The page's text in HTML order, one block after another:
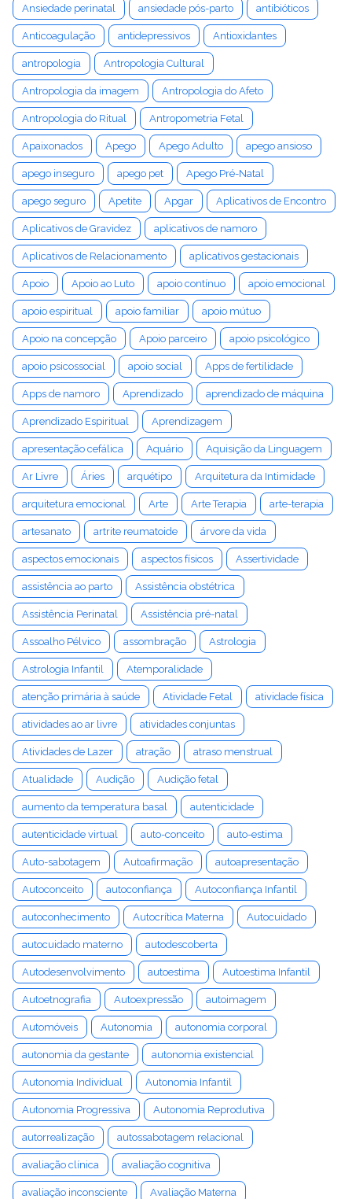
Ansiedade perinatal ansiedade pós-parto antibióticos
Anticoagulação antidepressivos Antioxidantes
antropologia Antropologia Cultural
Antropologia da imagem Antropologia do Afeto
Antropologia do Ritual Antropometria Fetal
Apaixonados Apego Apego Adulto apego ansioso
apego inseguro apego pet Apego Pré-Natal
apego seguro Apetite Apgar Aplicativos de Encontro
Aplicativos de Gravidez aplicativos de namoro
Aplicativos de Relacionamento aplicativos gestacionais
Apoio Apoio ao Luto apoio contínuo apoio emocional
apoio espiritual apoio familiar apoio mútuo
Apoio na concepção Apoio parceiro apoio psicológico
apoio psicossocial apoio social Apps de fertilidade
Apps de namoro Aprendizado aprendizado de máquina
Aprendizado Espiritual Aprendizagem
apresentação cefálica Aquário Aquisição da Linguagem
Ar Livre Áries arquétipo Arquitetura da Intimidade
arquitetura emocional Arte Arte Terapia arte-terapia
artesanato artrite reumatoide árvore da vida
aspectos emocionais aspectos físicos Assertividade
assistência ao parto Assistência obstétrica
Assistência Perinatal Assistência pré-natal
Assoalho Pélvico assombração Astrologia
Astrologia Infantil Atemporalidade
atenção primária à saúde Atividade Fetal atividade física
atividades ao ar livre atividades conjuntas
Atividades de Lazer atração atraso menstrual
Atualidade Audição Audição fetal
aumento da temperatura basal autenticidade
autenticidade virtual auto-conceito auto-estima
Auto-sabotagem Autoafirmação autoapresentação
Autoconceito autoconfiança Autoconfiança Infantil
autoconhecimento Autocrítica Materna Autocuidado
autocuidado materno autodescoberta
Autodesenvolvimento autoestima Autoestima Infantil
Autoetnografia Autoexpressão autoimagem
Automóveis Autonomia autonomia corporal
autonomia da gestante autonomia existencial
Autonomia Individual Autonomia Infantil
Autonomia Progressiva Autonomia Reprodutiva
autorrealização autossabotagem relacional
avaliação clínica avaliação cognitiva
avaliação inconsciente Avaliação Materna